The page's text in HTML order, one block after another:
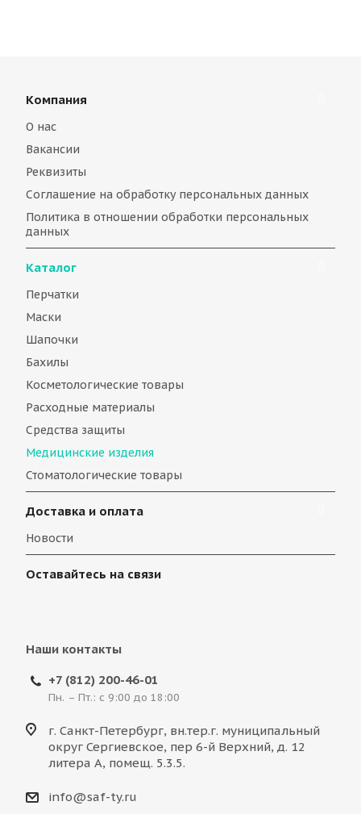
Компания
О нас
Вакансии
Реквизиты
Соглашение на обработку персональных данных
Политика в отношении обработки персональных
данных
Каталог
Перчатки
Маски
Шапочки
Бахилы
Косметологические товары
Расходные материалы
Средства защиты
Медицинские изделия
Стоматологические товары
Доставка и оплата
Новости
Оставайтесь на связи
Наши контакты
+7 (812) 200-46-01
Пн. – Пт.: с 9:00 до 18:00
г. Санкт-Петербург, вн.тер.г. муниципальный
округ Сергиевское, пер 6-й Верхний, д. 12
литера А, помещ. 5.3.5.
info@saf-ty.ru